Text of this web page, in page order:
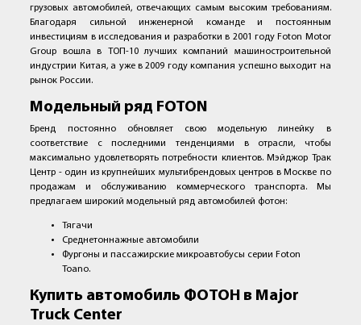
грузовых автомобилей, отвечающих самым высоким требованиям.
Благодаря сильной инженерной команде и постоянным
инвестициям в исследования и разработки в 2001 году Foton Motor
Group вошла в ТОП-10 лучших компаний машиностроительной
индустрии Китая, а уже в 2009 году компания успешно выходит на
рынок России.
Модельный ряд FOTON
Бренд постоянно обновляет свою модельную линейку в
соответствие с последними тенденциями в отрасли, чтобы
максимально удовлетворять потребности клиентов. Мэйджор Трак
Центр - один из крупнейших мультибрендовых центров в Москве по
продажам и обслуживанию коммерческого транспорта. Мы
предлагаем широкий модельный ряд автомобилей фотон:
Тягачи
Среднетоннажные автомобили
Фургоны и пассажирские микроавтобусы серии Foton
Toano.
Купить автомобиль ФОТОН в Major
Truck Center